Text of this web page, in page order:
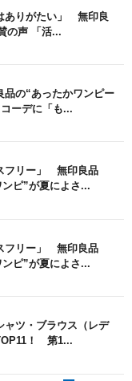
ありがたい」 無印良
の声 「活...
品の“あったかワンピー
ーデに「も...
フリー」 無印良品
ピ”が夏によさ...
フリー」 無印良品
ピ”が夏によさ...
ャツ・ブラウス（レデ
！ 第1...